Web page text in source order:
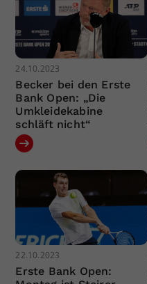
24.10.2023
Becker bei den Erste
Bank Open: „Die
Umkleidekabine
schläft nicht“
22.10.2023
Erste Bank Open: